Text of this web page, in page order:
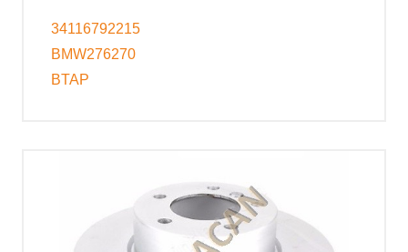
34116792215
BMW276270
BTAP